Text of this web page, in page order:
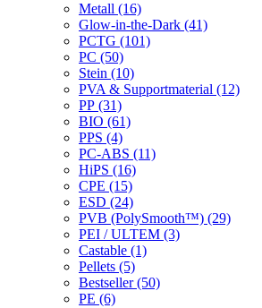
Metall (16)
Glow-in-the-Dark (41)
PCTG (101)
PC (50)
Stein (10)
PVA & Supportmaterial (12)
PP (31)
BIO (61)
PPS (4)
PC-ABS (11)
HiPS (16)
CPE (15)
ESD (24)
PVB (PolySmooth™) (29)
PEI / ULTEM (3)
Castable (1)
Pellets (5)
Bestseller (50)
PE (6)